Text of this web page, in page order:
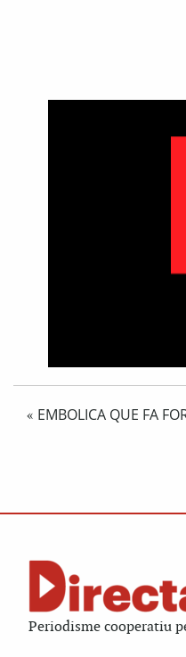
« EMBOLICA QUE FA
Periodisme cooperatiu